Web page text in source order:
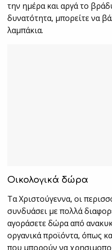
την ημέρα και αργά το
δυνατότητα, μπορείτε να
λαμπάκια.
Οικολογικά δώρα
Τα Χριστούγεννα, οι
συνδυάσει με πολλά
αγοράσετε δώρα από
οργανικά προϊόντα, όπως
που μπορούν να